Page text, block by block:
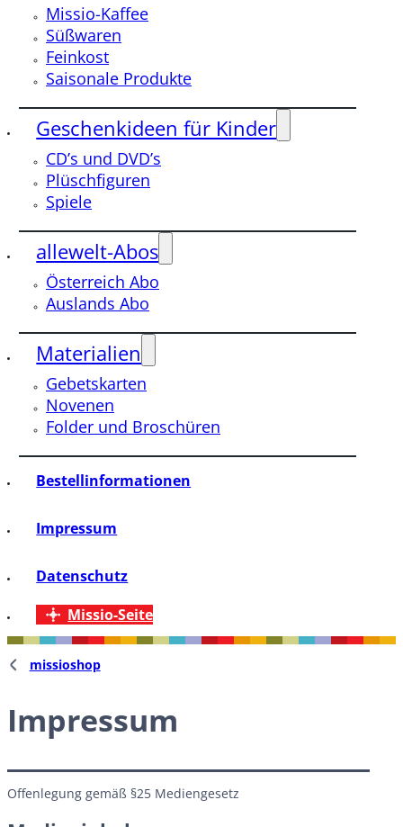
Missio-Kaffee
Süßwaren
Feinkost
Saisonale Produkte
Geschenkideen für Kinder
CD’s und DVD’s
Plüschfiguren
Spiele
allewelt-Abos
Österreich Abo
Auslands Abo
Materialien
Gebetskarten
Novenen
Folder und Broschüren
Bestellinformationen
Impressum
Datenschutz
Missio-Seite
missioshop
Impressum
Offenlegung gemäß §25 Mediengesetz